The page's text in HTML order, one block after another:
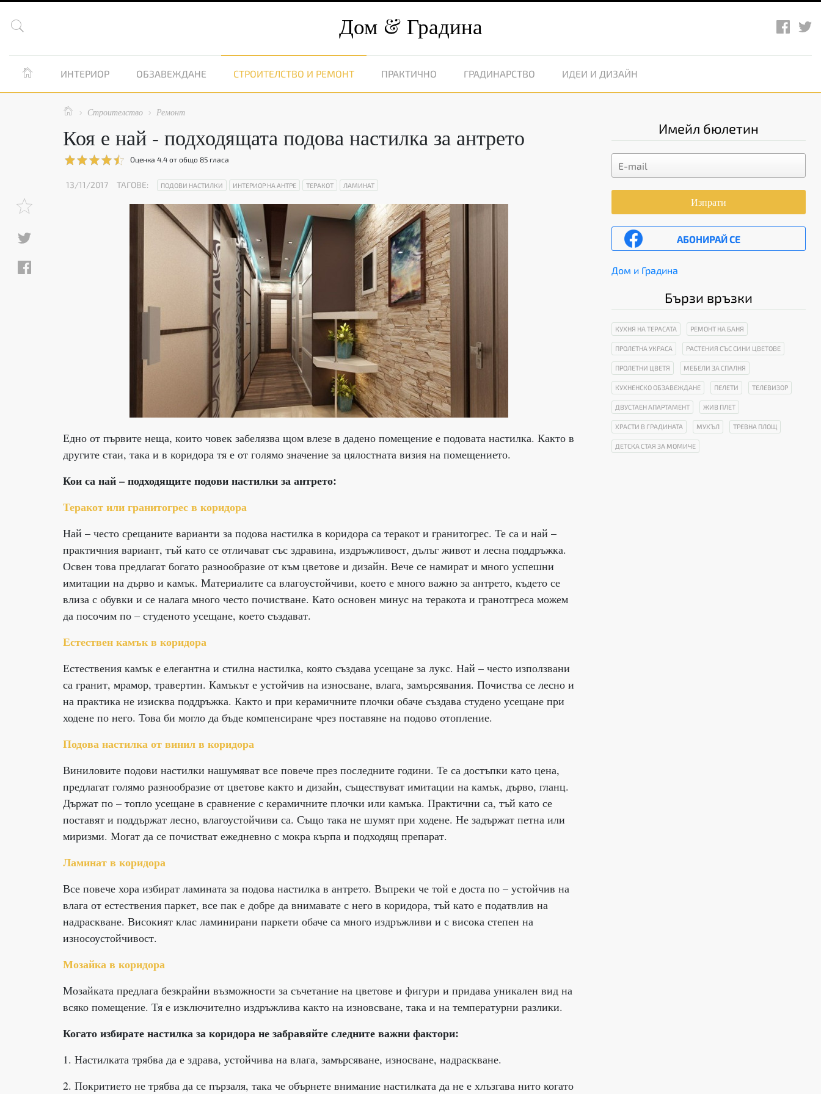
 Дом Градина
 ИНТЕРИОР ОБЗАВЕЖДАНЕ СТРОИТЕЛСТВО И РЕМОНТ ПРАКТИЧНО ГРАДИНАРСТВО ИДЕИ И ДИЗАЙН
  Строителство  Ремонт
Коя е най - подходящата подова настилка за антрето
Оценка 4.4от общо 85гласа
13/11/2017 ТАГОВЕ: ПОДОВИ НАСТИЛКИ ИНТЕРИОР НА АНТРЕ ТЕРАКОТ ЛАМИНАТ
Едно от първите неща, които човек забелязва щом влезе в дадено помещение е подовата настилка. Както в
другите стаи, така и в коридора тя е от голямо значение за цялостната визия на помещението.
Кои са най – подходящите подови настилки за антрето:
Теракот или гранитогрес в коридора
Най – често срещаните варианти за подова настилка в коридора са теракот и гранитогрес. Те са и най –
практичния вариант, тъй като се отличават със здравина, издръжливост, дълъг живот и лесна поддръжка.
Освен това предлагат богато разнообразие от към цветове и дизайн. Вече се намират и много успешни
имитации на дърво и камък. Материалите са влагоустойчиви, което е много важно за антрето, където се
влиза с обувки и се налага много често почистване. Като основен минус на теракота и гранотгреса можем
да посочим по – студеното усещане, което създават.
Естествен камък в коридора
Естествения камък е елегантна и стилна настилка, която създава усещане за лукс. Най – често използвани
са гранит, мрамор, травертин. Камъкът е устойчив на износване, влага, замърсявания. Почиства се лесно и
на практика не изисква поддръжка. Както и при керамичните плочки обаче създава студено усещане при
ходене по него. Това би могло да бъде компенсиране чрез поставяне на подово отопление.
Подова настилка от винил в коридора
Виниловите подови настилки нашумяват все повече през последните години. Те са достъпки като цена,
предлагат голямо разнообразие от цветове както и дизайн, съществуват имитации на камък, дърво, гланц.
Държат по – топло усещане в сравнение с керамичните плочки или камъка. Практични са, тъй като се
поставят и поддържат лесно, влагоустойчиви са. Също така не шумят при ходене. Не задържат петна или
миризми. Могат да се почистват ежедневно с мокра кърпа и подходящ препарат.
Ламинат в коридора
Все повече хора избират ламината за подова настилка в антрето. Въпреки че той е доста по – устойчив на
влага от естествения паркет, все пак е добре да внимавате с него в коридора, тъй като е податвлив на
надраскване. Високият клас ламинирани паркети обаче са много издръжливи и с висока степен на
износоустойчивост.
Мозайка в коридора
Мозайката предлага безкрайни възможности за съчетание на цветове и фигури и придава уникален вид на
всяко помещение. Тя е изключително издръжлива както на изновсване, така и на температурни разлики.
Когато избирате настилка за коридора не забравяйте следните важни фактори:
1. Настилката трябва да е здрава, устойчива на влага, замърсяване, износване, надраскване.
2. Покритието не трябва да се пързаля, така че обърнете внимание настилката да не е хлъзгава нито когато
Имейл бюлетин
Изпрати
АБОНИРАЙ СЕ
Дом и Градина
Бързи връзки
КУХНЯ НА ТЕРАСАТА РЕМОНТ НА БАНЯ
ПРОЛЕТНА УКРАСА РАСТЕНИЯ СЪС СИНИ ЦВЕТОВЕ
ПРОЛЕТНИ ЦВЕТЯ МЕБЕЛИ ЗА СПАЛНЯ
КУХНЕНСКО ОБЗАВЕЖДАНЕ ПЕЛЕТИ ТЕЛЕВИЗОР
ДВУСТАЕН АПАРТАМЕНТ ЖИВ ПЛЕТ
ХРАСТИ В ГРАДИНАТА МУХЪЛ ТРЕВНА ПЛОЩ
ДЕТСКА СТАЯ ЗА МОМИЧЕ